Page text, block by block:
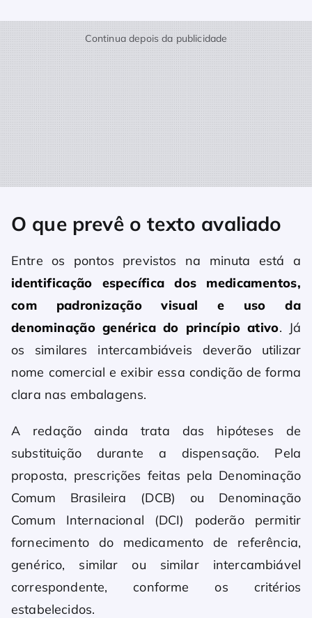
Continua depois da publicidade
O que prevê o texto avaliado
Entre os pontos previstos na minuta está a
identificação específica dos medicamentos,
com padronização visual e uso da
denominação genérica do princípio ativo. Já
os similares intercambiáveis deverão utilizar
nome comercial e exibir essa condição de forma
clara nas embalagens.
A redação ainda trata das hipóteses de
substituição durante a dispensação. Pela
proposta, prescrições feitas pela Denominação
Comum Brasileira (DCB) ou Denominação
Comum Internacional (DCI) poderão permitir
fornecimento do medicamento de referência,
genérico, similar ou similar intercambiável
correspondente, conforme os critérios
estabelecidos.